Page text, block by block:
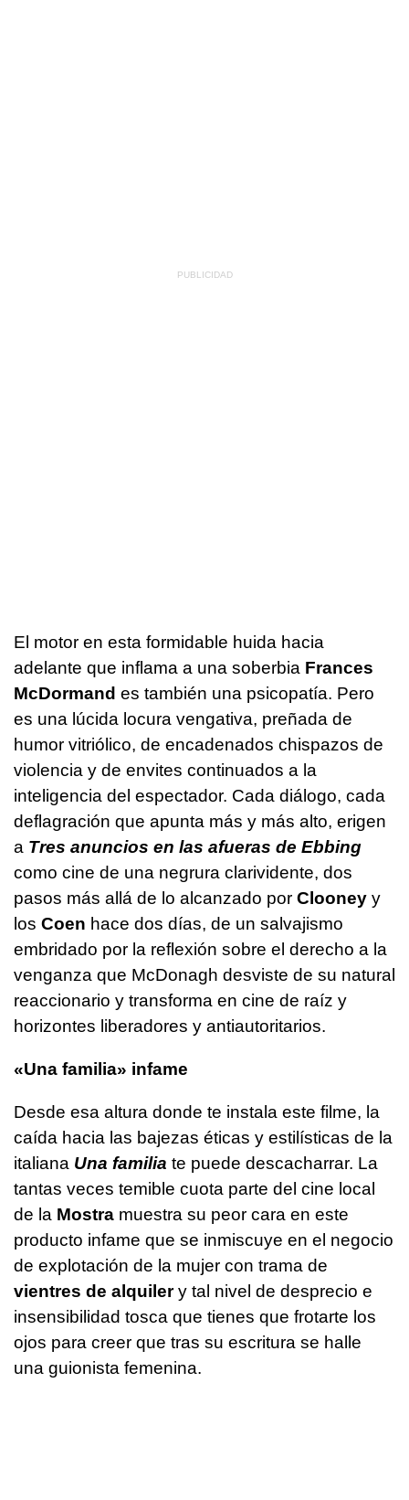
El motor en esta formidable huida hacia
adelante que inflama a una soberbia Frances
McDormand es también una psicopatía. Pero
es una lúcida locura vengativa, preñada de
humor vitriólico, de encadenados chispazos de
violencia y de envites continuados a la
inteligencia del espectador. Cada diálogo, cada
deflagración que apunta más y más alto, erigen
a Tres anuncios en las afueras de Ebbing
como cine de una negrura clarividente, dos
pasos más allá de lo alcanzado por Clooney y
los Coen hace dos días, de un salvajismo
embridado por la reflexión sobre el derecho a la
venganza que McDonagh desviste de su natural
reaccionario y transforma en cine de raíz y
horizontes liberadores y antiautoritarios.
«Una familia» infame
Desde esa altura donde te instala este filme, la
caída hacia las bajezas éticas y estilísticas de la
italiana Una familia te puede descacharrar. La
tantas veces temible cuota parte del cine local
de la Mostra muestra su peor cara en este
producto infame que se inmiscuye en el negocio
de explotación de la mujer con trama de
vientres de alquilery tal nivel de desprecio e
insensibilidad tosca que tienes que frotarte los
ojos para creer que tras su escritura se halle
una guionista femenina.